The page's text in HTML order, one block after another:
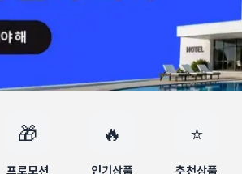
🎁
프로모션
🔥
인기상품
⭐
추천상품